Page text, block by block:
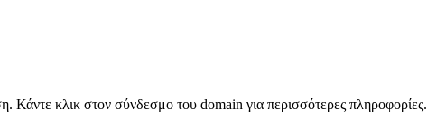
Κάντε κλικ στον σύνδεσμο του domain για περισσότερες πληροφορίες.